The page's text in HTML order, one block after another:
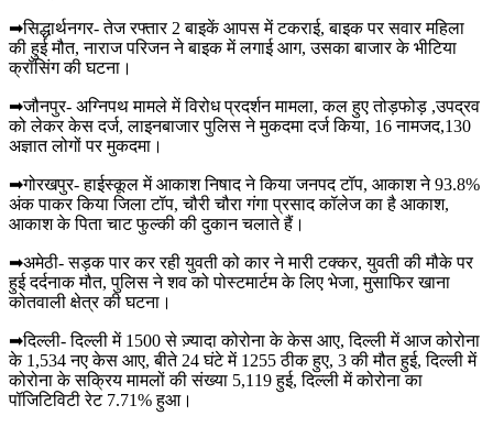
➡सिद्धार्थनगर- तेज रफ्तार 2 बाइकें आपस में टकराई, बाइक पर सवार महिला
की हुई मौत, नाराज परिजन ने बाइक में लगाई आग, उसका बाजार के भीटिया
क्रॉसिंग की घटना।
➡जौनपुर- अग्निपथ मामले में विरोध प्रदर्शन मामला, कल हुए तोड़फोड़ ,उपद्रव
को लेकर केस दर्ज, लाइनबाजार पुलिस ने मुकदमा दर्ज किया, 16 नामजद,130
अज्ञात लोगों पर मुकदमा।
➡गोरखपुर- हाईस्कूल में आकाश निषाद ने किया जनपद टॉप, आकाश ने 93.8%
अंक पाकर किया जिला टॉप, चौरी चौरा गंगा प्रसाद कॉलेज का है आकाश,
आकाश के पिता चाट फुल्की की दुकान चलाते हैं।
➡अमेठी- सड़क पार कर रही युवती को कार ने मारी टक्कर, युवती की मौके पर
हुई दर्दनाक मौत, पुलिस ने शव को पोस्टमार्टम के लिए भेजा, मुसाफिर खाना
कोतवाली क्षेत्र की घटना।
➡दिल्ली- दिल्ली में 1500 से ज़्यादा कोरोना के केस आए, दिल्ली में आज कोरोना
के 1,534 नए केस आए, बीते 24 घंटे में 1255 ठीक हुए, 3 की मौत हुई, दिल्ली में
कोरोना के सक्रिय मामलों की संख्या 5,119 हुई, दिल्ली में कोरोना का
पॉजिटिविटी रेट 7.71% हुआ।